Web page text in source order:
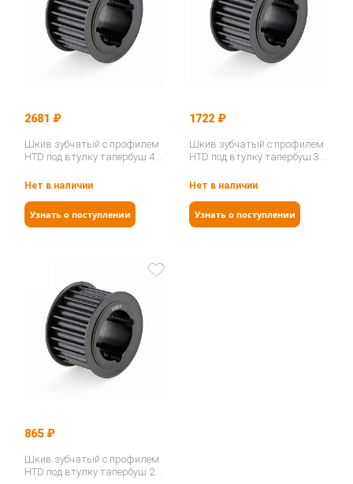
2681 ₽
Шкив зубчатый с профилем
HTD под втулку тапербуш 40-
Нет в наличии
Узнать о поступлении
1722 ₽
Шкив зубчатый с профилем
HTD под втулку тапербуш 32-
Нет в наличии
Узнать о поступлении
865 ₽
Шкив зубчатый с профилем
HTD под втулку тапербуш 26-